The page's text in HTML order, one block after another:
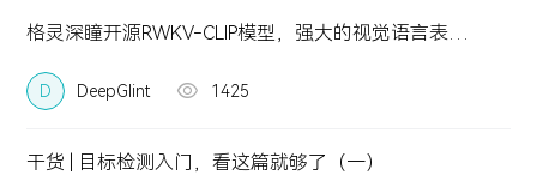
四方镜运营智算解决方案
金砖安防智算解决方案
深眸视觉智能工坊
体育健康
深瞳体育阳光跑解决方案
智慧金融 城市管理
体育健康
资料下载
关于我们
投资者关系
格灵深瞳开源RWKV-CLIP模型，强大的视觉语言表征学习器
D DeepGlint 1425
干货 | 目标检测入门，看这篇就够了（一）